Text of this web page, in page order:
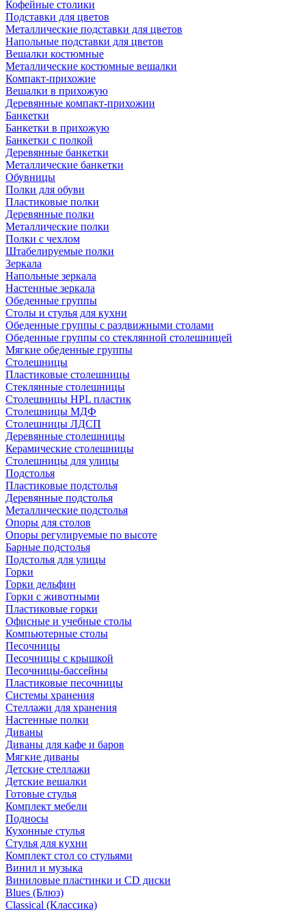
Кофейные столики
Подставки для цветов
Металлические подставки для цветов
Напольные подставки для цветов
Вешалки костюмные
Металлические костюмные вешалки
Компакт-прихожие
Вешалки в прихожую
Деревянные компакт-прихожии
Банкетки
Банкетки в прихожую
Банкетки с полкой
Деревянные банкетки
Металлические банкетки
Обувницы
Полки для обуви
Пластиковые полки
Деревянные полки
Металлические полки
Полки с чехлом
Штабелируемые полки
Зеркала
Напольные зеркала
Настенные зеркала
Обеденные группы
Столы и стулья для кухни
Обеденные группы с раздвижными столами
Обеденные группы со стеклянной столешницей
Мягкие обеденные группы
Столешницы
Пластиковые столешницы
Стеклянные столешницы
Столешницы HPL пластик
Столешницы МДФ
Столешницы ЛДСП
Деревянные столешницы
Керамические столешницы
Столешницы для улицы
Подстолья
Пластиковые подстолья
Деревянные подстолья
Металлические подстолья
Опоры для столов
Опоры регулируемые по высоте
Барные подстолья
Подстолья для улицы
Горки
Горки дельфин
Горки с животными
Пластиковые горки
Офисные и учебные столы
Компьютерные столы
Песочницы
Песочницы с крышкой
Песочницы-бассейны
Пластиковые песочницы
Системы хранения
Стеллажи для хранения
Настенные полки
Диваны
Диваны для кафе и баров
Мягкие диваны
Детские стеллажи
Детские вешалки
Готовые стулья
Комплект мебели
Подносы
Кухонные стулья
Стулья для кухни
Комплект стол со стульями
Винил и музыка
Виниловые пластинки и CD диски
Blues (Блюз)
Classical (Классика)